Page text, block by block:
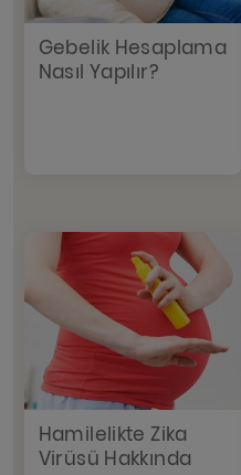
Gebelik Hesaplama
Nasıl Yapılır?
Hamilelikte Zika
Virüsü Hakkında